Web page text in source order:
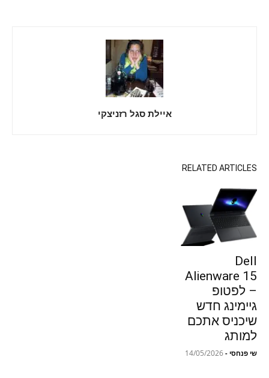
איילת סגל רזניצקי
RELATED ARTICLES
Dell
Alienware 15
– לפטופ
גיימינג חדש
שיכניס אתכם
למותג
שי פנחסי -
14/05/2026